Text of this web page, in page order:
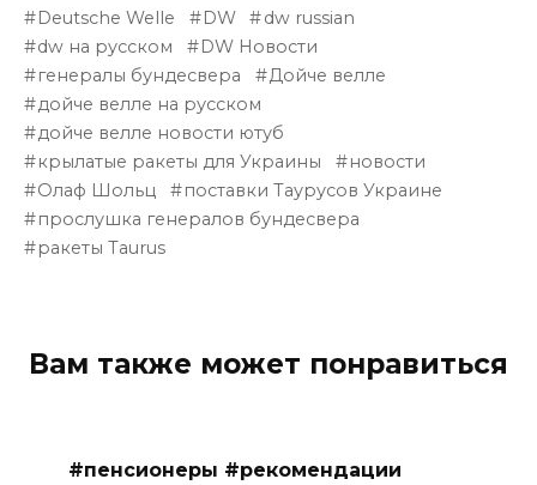
Deutsche Welle DW
dw russian
dw на русском
DW Новости
генералы бундесвера
Дойче велле
дойче велле на русском
дойче велле новости ютуб
крылатые ракеты для Украины
новости
Олаф Шольц
поставки Таурусов Украине
прослушка генералов бундесвера
ракеты Taurus
Вам также может понравиться
#пенсионеры #рекомендации